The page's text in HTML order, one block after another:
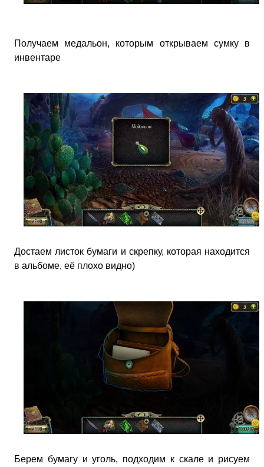
Получаем медальон, которым открываем сумку в
инвентаре
Достаем листок бумаги и скрепку, которая находится
в альбоме, её плохо видно)
Берем бумагу и уголь, подходим к скале и рисуем